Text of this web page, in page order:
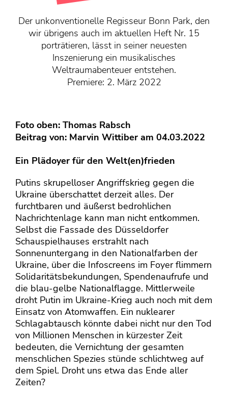
Über uns
junge bühne-Beirat
Wir suchen…
Der unkonventionelle Regisseur Bonn Park, den
wir übrigens auch im aktuellen Heft Nr. 15
porträtieren, lässt in seiner neuesten
Inszenierung ein musikalisches
Weltraumabenteuer entstehen.
Premiere: 2. März 2022
Foto oben: Thomas Rabsch
Beitrag von: Marvin Wittiber am 04.03.2022
Ein Plädoyer für den Welt(en)frieden
Putins skrupelloser Angriffskrieg gegen die
Ukraine überschattet derzeit alles. Der
furchtbaren und äußerst bedrohlichen
Nachrichtenlage kann man nicht entkommen.
Selbst die Fassade des Düsseldorfer
Schauspielhauses erstrahlt nach
Sonnenuntergang in den Nationalfarben der
Ukraine, über die Infoscreens im Foyer flimmern
Solidaritätsbekundungen, Spendenaufrufe und
die blau-gelbe Nationalflagge. Mittlerweile
droht Putin im Ukraine-Krieg auch noch mit dem
Einsatz von Atomwaffen. Ein nuklearer
Schlagabtausch könnte dabei nicht nur den Tod
von Millionen Menschen in kürzester Zeit
bedeuten, die Vernichtung der gesamten
menschlichen Spezies stünde schlichtweg auf
dem Spiel. Droht uns etwa das Ende aller
Zeiten?